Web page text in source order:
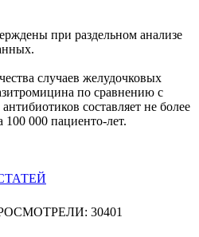
при раздельном анализе
случаев желудочковых
по сравнению с
составляет не более
000 пациенто-лет.
30401